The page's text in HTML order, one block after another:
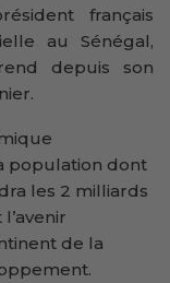
français
au Sénégal,
depuis son
population dont
les 2 milliards
de la